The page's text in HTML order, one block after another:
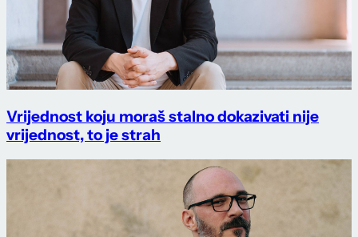
Vrijednost koju moraš stalno dokazivati nije
vrijednost, to je strah